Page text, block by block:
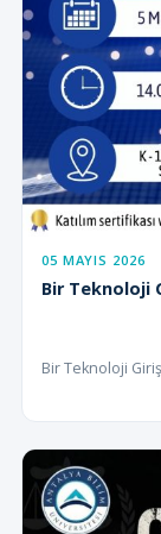
05 MAYIS 2026
Bir Teknoloji
Bir Teknoloji